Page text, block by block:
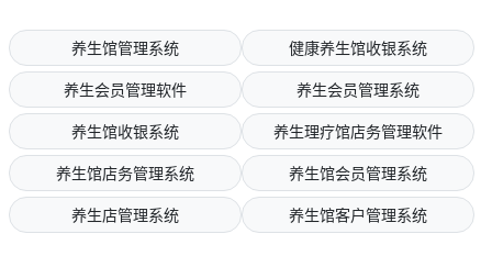
养生馆管理系统
健康养生馆收银系统
养生会员管理软件
养生会员管理系统
养生馆收银系统
养生理疗馆店务管理软件
养生馆店务管理系统
养生馆会员管理系统
养生店管理系统
养生馆客户管理系统